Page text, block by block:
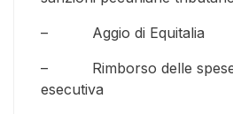
– Aggio di Equitalia
– Rimborso delle spese
esecutiva